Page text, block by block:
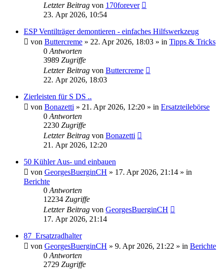
Letzter Beitrag von 170forever
23. Apr 2026, 10:54
ESP Ventilträger demontieren - einfaches Hilfswerkzeug
von Buttercreme » 22. Apr 2026, 18:03 » in Tipps & Tricks
0 Antworten
3989 Zugriffe
Letzter Beitrag von Buttercreme
22. Apr 2026, 18:03
Zierleisten für S DS ..
von Bonazetti » 21. Apr 2026, 12:20 » in Ersatzteilebörse
0 Antworten
2230 Zugriffe
Letzter Beitrag von Bonazetti
21. Apr 2026, 12:20
50 Kühler Aus- und einbauen
von GeorgesBuerginCH » 17. Apr 2026, 21:14 » in
Berichte
0 Antworten
12234 Zugriffe
Letzter Beitrag von GeorgesBuerginCH
17. Apr 2026, 21:14
87_Ersatzradhalter
von GeorgesBuerginCH » 9. Apr 2026, 21:22 » in Berichte
0 Antworten
2729 Zugriffe